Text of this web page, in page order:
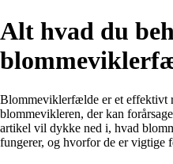
Alt hvad du
Blommeviklerfælde er et effektivt
blommevikleren, der kan
artikel vil dykke ned i, hvad
fungerer, og hvorfor de er vigtige